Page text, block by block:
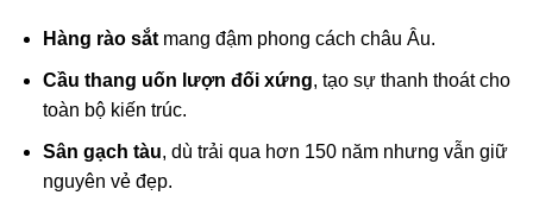
Hàng rào sắtmang đậm phong cách châu Âu.
Cầu thang uốn lượn đối xứng, tạo sự thanh thoát cho
toàn bộ kiến trúc.
Sân gạch tàu, dù trải qua hơn 150 năm nhưng vẫn giữ
nguyên vẻ đẹp.